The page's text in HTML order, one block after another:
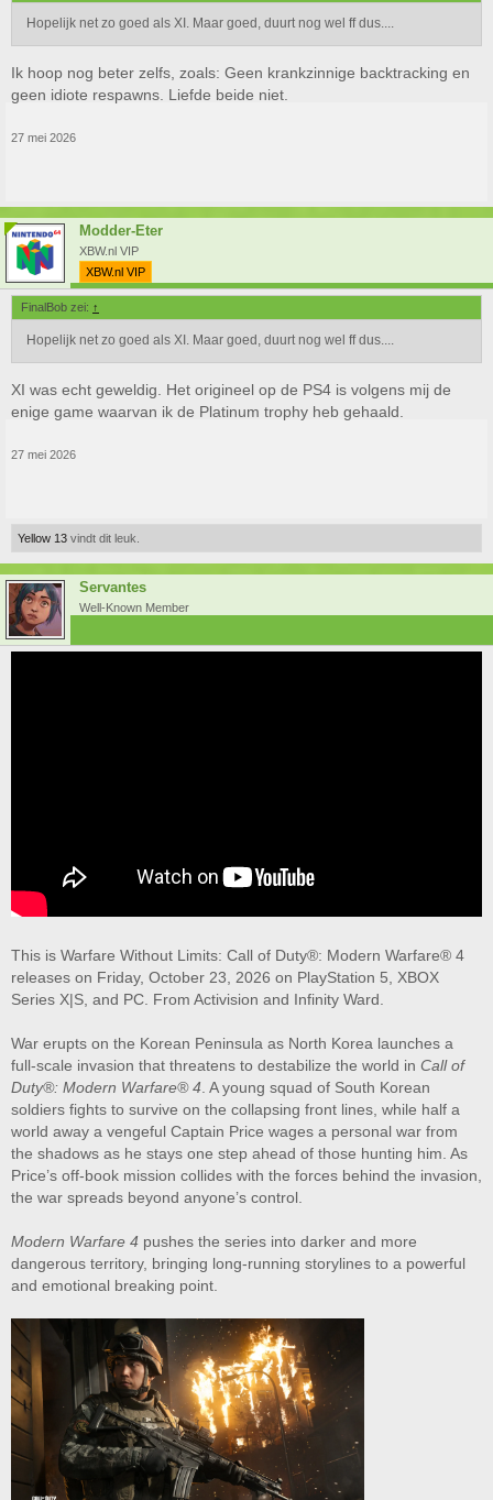
Hopelijk net zo goed als XI. Maar goed, duurt nog wel ff dus....
Ik hoop nog beter zelfs, zoals: Geen krankzinnige backtracking en
geen idiote respawns. Liefde beide niet.
27 mei 2026
Modder-Eter
XBW.nl VIP
XBW.nl VIP
FinalBob zei: ↑
Hopelijk net zo goed als XI. Maar goed, duurt nog wel ff dus....
XI was echt geweldig. Het origineel op de PS4 is volgens mij de
enige game waarvan ik de Platinum trophy heb gehaald.
27 mei 2026
Yellow 13 vindt dit leuk.
Servantes
Well-Known Member
This is Warfare Without Limits: Call of Duty®: Modern Warfare® 4
releases on Friday, October 23, 2026 on PlayStation 5, XBOX
Series X|S, and PC. From Activision and Infinity Ward.
War erupts on the Korean Peninsula as North Korea launches a
full-scale invasion that threatens to destabilize the world in Call of
Duty®: Modern Warfare® 4 . A young squad of South Korean
soldiers fights to survive on the collapsing front lines, while half a
world away a vengeful Captain Price wages a personal war from
the shadows as he stays one step ahead of those hunting him. As
Price’s off-book mission collides with the forces behind the invasion,
the war spreads beyond anyone’s control.
Modern Warfare 4 pushes the series into darker and more
dangerous territory, bringing long-running storylines to a powerful
and emotional breaking point.